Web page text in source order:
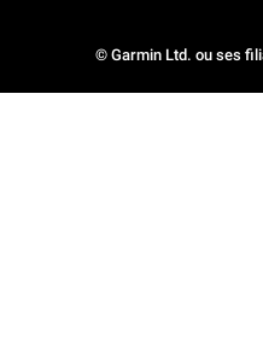
© Garmin Ltd. ou ses